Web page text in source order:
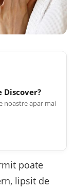
noastre apar mai
poate
lipsit de